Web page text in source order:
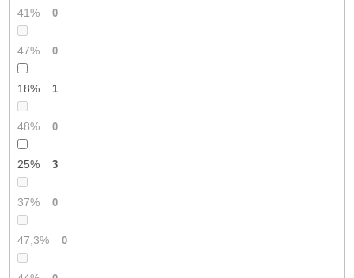
41% 0
47% 0
18% 1
48% 0
25% 3
37% 0
47,3% 0